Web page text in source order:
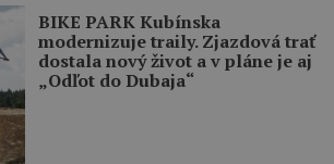
BIKE PARK Kubínska
modernizuje traily. Zjazdová trať
dostala nový život a v pláne je aj
„Odľot do Dubaja“